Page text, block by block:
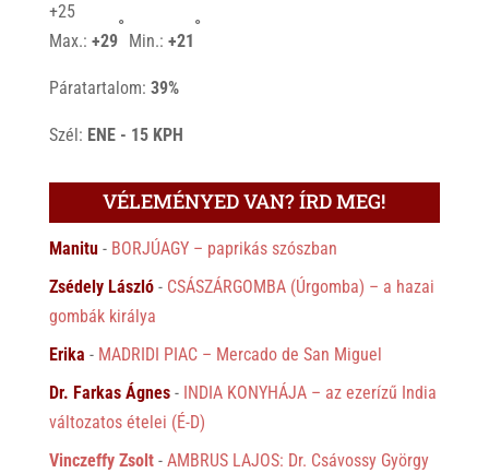
+25
Max.: +29
°
Min.: +21
°
Páratartalom: 39%
Szél: ENE - 15 KPH
VÉLEMÉNYED VAN? ÍRD MEG!
Manitu- BORJÚAGY – paprikás szószban
Zsédely László- CSÁSZÁRGOMBA (Úrgomba) – a hazai
gombák királya
Erika - MADRIDI PIAC – Mercado de San Miguel
Dr. Farkas Ágnes- INDIA KONYHÁJA – az ezerízű India
változatos ételei (É-D)
Vinczeffy Zsolt- AMBRUS LAJOS: Dr. Csávossy György